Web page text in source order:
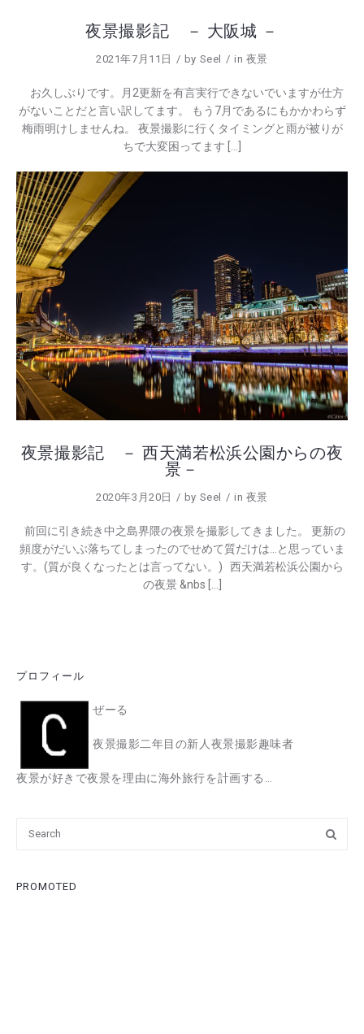
夜景撮影記 － 大阪城 －
2021年7月11日 by Seel in 夜景
お久しぶりです。月2更新を有言実行できないでいますが仕方
がないことだと言い訳してます。 もう7月であるにもかかわらず
梅雨明けしませんね。 夜景撮影に行くタイミングと雨が被りが
ちで大変困ってます […]
夜景撮影記 － 西天満若松浜公園からの夜
景－
2020年3月20日 by Seel in 夜景
前回に引き続き中之島界隈の夜景を撮影してきました。 更新の
頻度がだいぶ落ちてしまったのでせめて質だけは…と思っていま
す。(質が良くなったとは言ってない。) 西天満若松浜公園から
の夜景 &nbs […]
プロフィール
ぜーる
夜景撮影二年目の新人夜景撮影趣味者
夜景が好きで夜景を理由に海外旅行を計画する…
PROMOTED